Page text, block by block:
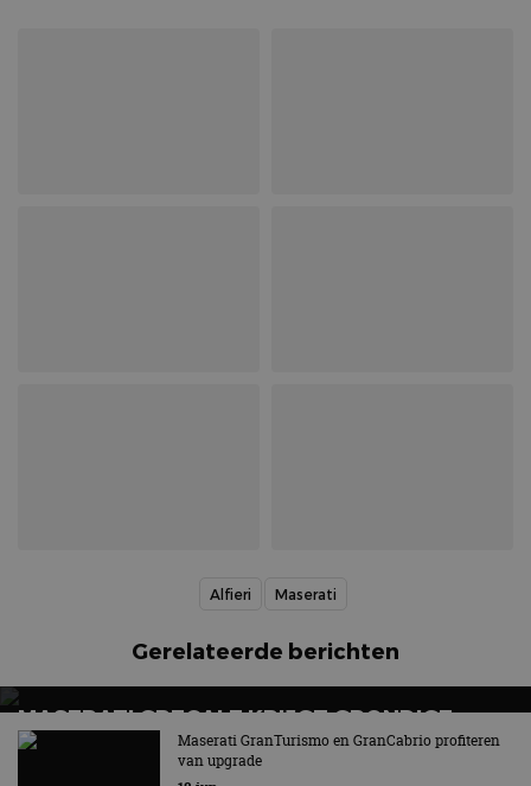
Alfieri Maserati
Gerelateerde berichten
MASERATI GRECALE KRIJGT GRONDIGE
OPFRISBEURT
Aanbod bestaat voortaan uit zes uitvoeringen
Maserati GranTurismo en GranCabrio profiteren
van upgrade